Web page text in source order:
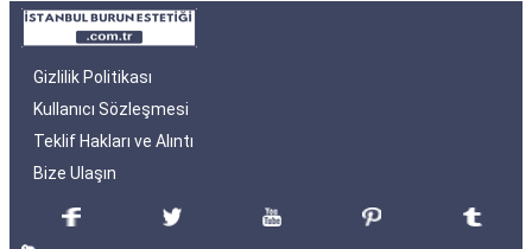
Gizlilik Politikası
Kullanıcı Sözleşmesi
Teklif Hakları ve Alıntı
Bize Ulaşın